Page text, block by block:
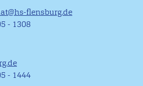
flensburg.de
- 1308
- 1444